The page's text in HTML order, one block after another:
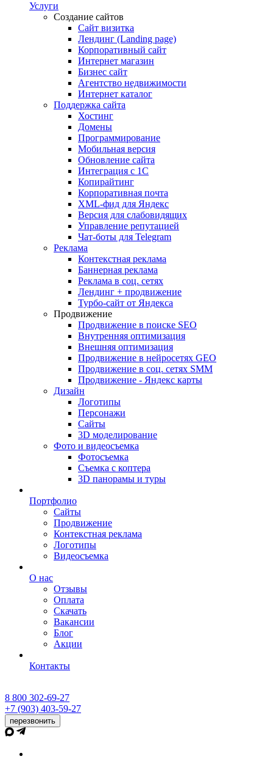
Услуги
Создание сайтов
Сайт визитка
Лендинг (Landing page)
Корпоративный сайт
Интернет магазин
Бизнес сайт
Агентство недвижимости
Интернет каталог
Поддержка сайта
Хостинг
Домены
Программирование
Мобильная версия
Обновление сайта
Интеграция с 1С
Копирайтинг
Корпоративная почта
XML-фид для Яндекс
Версия для слабовидящих
Управление репутацией
Чат-боты для Telegram
Реклама
Контекстная реклама
Баннерная реклама
Реклама в соц. сетях
Лендинг + продвижение
Турбо-сайт от Яндекса
Продвижение
Продвижение в поиске SEO
Внутренняя оптимизация
Внешняя оптимизация
Продвижение в нейросетях GEO
Продвижение в соц. сетях SMM
Продвижение - Яндекс карты
Дизайн
Логотипы
Персонажи
Сайты
3D моделирование
Фото и видеосъемка
Фотосъемка
Съемка с коптера
3D панорамы и туры
Портфолио
Сайты
Продвижение
Контекстная реклама
Логотипы
Видеосъемка
О нас
Отзывы
Оплата
Скачать
Вакансии
Блог
Акции
Контакты
8 800 302-69-27
+7 (903) 403-59-27
перезвонить